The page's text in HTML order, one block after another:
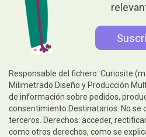
Responsable del fichero: Curiosite
Milimetrado Diseño y Producción
de información sobre pedidos,
consentimiento.Destinatarios: No se
terceros. Derechos: acceder,
como otros derechos, como se